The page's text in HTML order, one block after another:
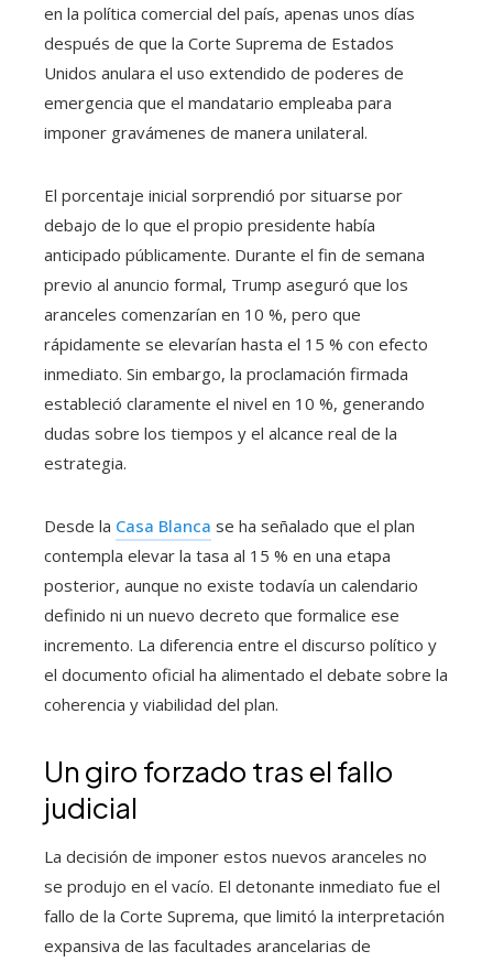
en la política comercial del país, apenas unos días
después de que la Corte Suprema de Estados
Unidos anulara el uso extendido de poderes de
emergencia que el mandatario empleaba para
imponer gravámenes de manera unilateral.
El porcentaje inicial sorprendió por situarse por
debajo de lo que el propio presidente había
anticipado públicamente. Durante el fin de semana
previo al anuncio formal, Trump aseguró que los
aranceles comenzarían en 10 %, pero que
rápidamente se elevarían hasta el 15 % con efecto
inmediato. Sin embargo, la proclamación firmada
estableció claramente el nivel en 10 %, generando
dudas sobre los tiempos y el alcance real de la
estrategia.
Desde la Casa Blanca se ha señalado que el plan
contempla elevar la tasa al 15 % en una etapa
posterior, aunque no existe todavía un calendario
definido ni un nuevo decreto que formalice ese
incremento. La diferencia entre el discurso político y
el documento oficial ha alimentado el debate sobre la
coherencia y viabilidad del plan.
Un giro forzado tras el fallo
judicial
La decisión de imponer estos nuevos aranceles no
se produjo en el vacío. El detonante inmediato fue el
fallo de la Corte Suprema, que limitó la interpretación
expansiva de las facultades arancelarias de